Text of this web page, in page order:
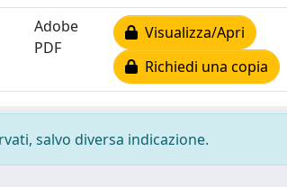
Adobe
PDF
Visualizza/Apri
Richiedi una copia
salvo diversa indicazione.